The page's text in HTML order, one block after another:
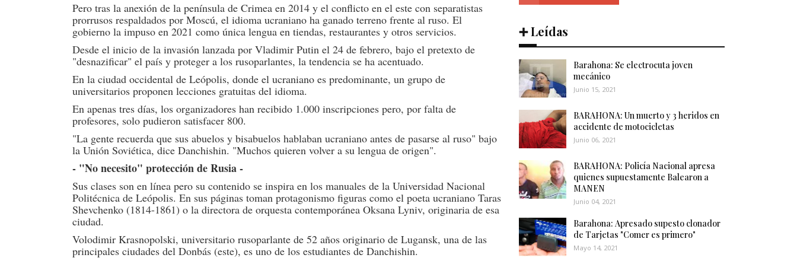
Pero tras la anexión de la península de Crimea en 2014 y el conflicto en el este con separatistas
prorrusos respaldados por Moscú, el idioma ucraniano ha ganado terreno frente al ruso. El
gobierno la impuso en 2021 como única lengua en tiendas, restaurantes y otros servicios.
Desde el inicio de la invasión lanzada por Vladimir Putin el 24 de febrero, bajo el pretexto de
"desnazificar" el país y proteger a los rusoparlantes, la tendencia se ha acentuado.
En la ciudad occidental de Leópolis, donde el ucraniano es predominante, un grupo de
universitarios proponen lecciones gratuitas del idioma.
En apenas tres días, los organizadores han recibido 1.000 inscripciones pero, por falta de
profesores, solo pudieron satisfacer 800.
"La gente recuerda que sus abuelos y bisabuelos hablaban ucraniano antes de pasarse al ruso" bajo
la Unión Soviética, dice Danchishin. "Muchos quieren volver a su lengua de origen".
- "No necesito" protección de Rusia -
Sus clases son en línea pero su contenido se inspira en los manuales de la Universidad Nacional
Politécnica de Leópolis. En sus páginas toman protagonismo figuras como el poeta ucraniano Taras
Shevchenko (1814-1861) o la directora de orquesta contemporánea Oksana Lyniv, originaria de esa
ciudad.
Volodimir Krasnopolski, universitario rusoparlante de 52 años originario de Lugansk, una de las
principales ciudades del Donbás (este), es uno de los estudiantes de Danchishin.
➕ Leídas
Barahona: Se electrocuta joven
mecánico
Junio 15, 2021
BARAHONA: Un muerto y 3 heridos en
accidente de motocicletas
Junio 06, 2021
BARAHONA: Policía Nacional apresa
quienes supuestamente Balearon a
MANEN
Junio 04, 2021
Barahona: Apresado supesto clonador
de Tarjetas "Comer es primero"
Mayo 14, 2021